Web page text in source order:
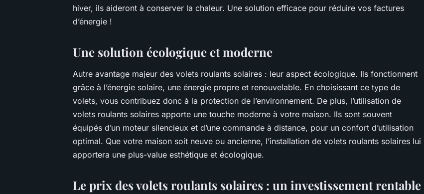
hiver, ils aideront à conserver la chaleur. Une solution efficace pour réduire vos factures
d’énergie !
Une solution écologique et moderne
Autre avantage majeur des volets roulants solaires : leur aspect écologique. Ils fonctionnent
grâce à l’énergie solaire, une énergie propre et renouvelable. En choisissant ce type de
volets, vous contribuez donc à la protection de l’environnement. De plus, l’utilisation de
volets roulants solaires apporte une touche moderne à votre maison. Ils sont souvent
équipés d’un moteur silencieux et d’une commande à distance, pour un confort d’utilisation
optimal. Que votre maison soit neuve ou ancienne, l’installation de volets roulants solaires lui
apportera une plus-value esthétique et écologique.
Le prix des volets roulants solaires : un investissement rentable